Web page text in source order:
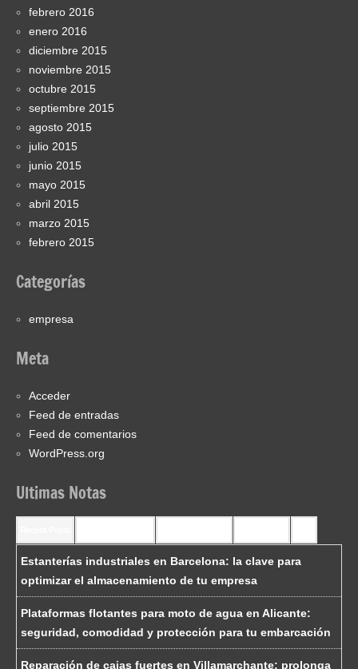
febrero 2016
enero 2016
diciembre 2015
noviembre 2015
octubre 2015
septiembre 2015
agosto 2015
julio 2015
junio 2015
mayo 2015
abril 2015
marzo 2015
febrero 2015
Categorías
empresa
Meta
Acceder
Feed de entradas
Feed de comentarios
WordPress.org
Ultimas Notas
Estanterías industriales en Barcelona: la clave para
optimizar el almacenamiento de tu empresa
Plataformas flotantes para moto de agua en Alicante:
seguridad, comodidad y protección para tu embarcación
Reparación de cajas fuertes en Villamarchante: prolonga